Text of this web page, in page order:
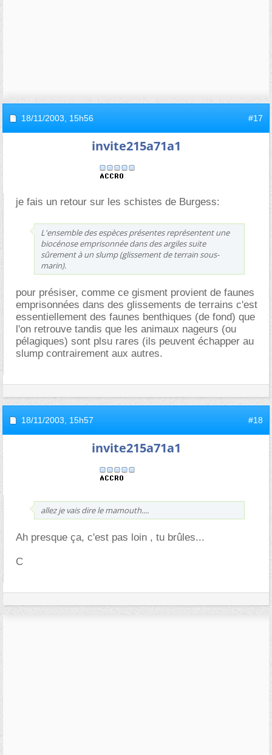
18/11/2003, 15h56 #17
invite215a71a1
je fais un retour sur les schistes de Burgess:
L'ensemble des espèces présentes représentent une
biocénose emprisonnée dans des argiles suite
sûrement à un slump (glissement de terrain sous-
marin).
pour présiser, comme ce gisment provient de faunes
emprisonnées dans des glissements de terrains c'est
essentiellement des faunes benthiques (de fond) que
l'on retrouve tandis que les animaux nageurs (ou
pélagiques) sont plsu rares (ils peuvent échapper au
slump contrairement aux autres.
18/11/2003, 15h57 #18
invite215a71a1
allez je vais dire le mamouth....
Ah presque ça, c'est pas loin , tu brûles...
C